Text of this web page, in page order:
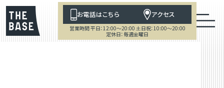
お電話はこちら アクセス
営業時間 平日：12:00～20:00 土日祝：10:00～20:00
定休日：毎週金曜日